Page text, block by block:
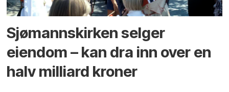
Sjømannskirken selger
eiendom – kan dra inn over en
halv milliard kroner